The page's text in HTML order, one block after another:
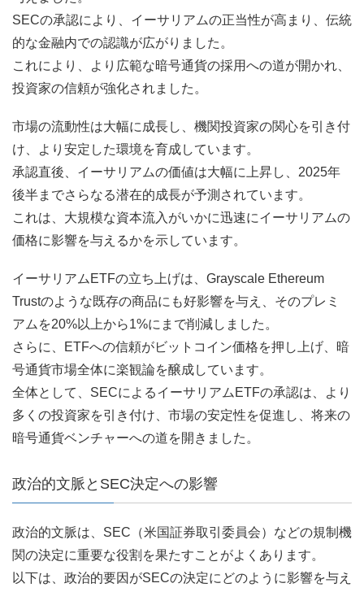
SECの承認により、イーサリアムの正当性が高まり、伝統
的な金融内での認識が広がりました。
これにより、より広範な暗号通貨の採用への道が開かれ、
投資家の信頼が強化されました。
市場の流動性は大幅に成長し、機関投資家の関心を引き付
け、より安定した環境を育成しています。
承認直後、イーサリアムの価値は大幅に上昇し、2025年
後半までさらなる潜在的成長が予測されています。
これは、大規模な資本流入がいかに迅速にイーサリアムの
価格に影響を与えるかを示しています。
イーサリアムETFの立ち上げは、Grayscale Ethereum
Trustのような既存の商品にも好影響を与え、そのプレミ
アムを20%以上から1%にまで削減しました。
さらに、ETFへの信頼がビットコイン価格を押し上げ、暗
号通貨市場全体に楽観論を醸成しています。
全体として、SECによるイーサリアムETFの承認は、より
多くの投資家を引き付け、市場の安定性を促進し、将来の
暗号通貨ベンチャーへの道を開きました。
政治的文脈とSEC決定への影響
政治的文脈は、SEC（米国証券取引委員会）などの規制機
関の決定に重要な役割を果たすことがよくあります。
以下は、政治的要因がSECの決定にどのように影響を与え